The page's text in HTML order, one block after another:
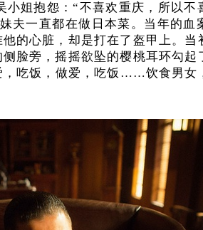
姐抱怨：“不喜欢重庆，所以不
一直都在做日本菜。当年的血
的心脏，却是打在了盔甲上。当
脸旁，摇摇欲坠的樱桃耳环勾起
，吃饭，做爱，吃饭……饮食男女